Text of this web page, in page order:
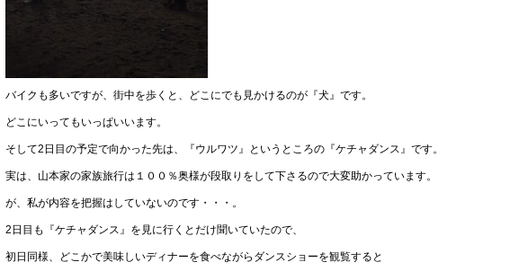
バイクも多いですが、街中を歩くと、どこにでも見かけるのが『犬』です。
どこにいってもいっぱいいます。
そして2日目の予定で向かった先は、『ウルワツ』というところの『ケチャダンス』です。
実は、山本家の家族旅行は１００％奥様が段取りをして下さるので大変助かっています。
が、私が内容を把握はしていないのです・・・。
2日目も『ケチャダンス』を見に行くとだけ聞いていたので、
初日同様、どこかで美味しいディナーを食べながらダンスショーを観覧すると